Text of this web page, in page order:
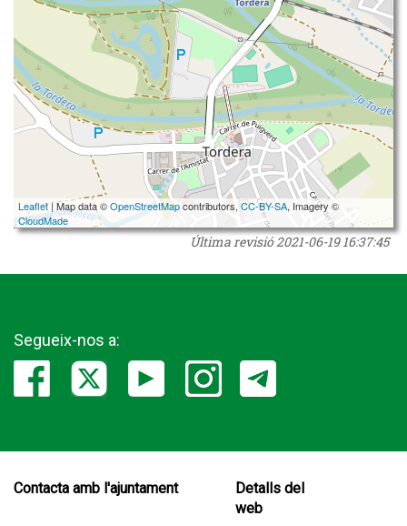
Leaflet| Map data ©OpenStreetMapcontributors,CC-BY-SA, Imagery ©
CloudMade
Última revisió2021-06-19 16:37:45
Segueix-nos a:
Contacta amb l'ajuntament
Detalls del
web